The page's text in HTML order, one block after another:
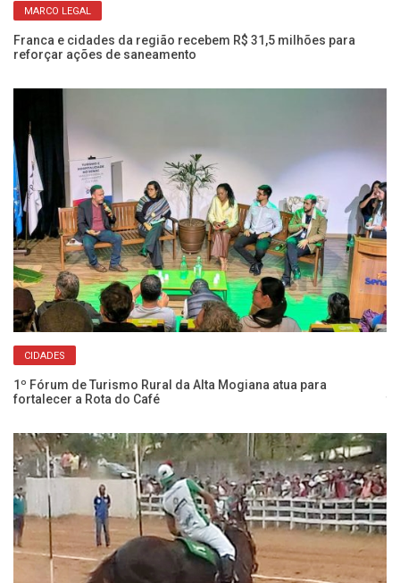
MARCO LEGAL
Franca e cidades da região recebem R$ 31,5 milhões para
reforçar ações de saneamento
CIDADES
1º Fórum de Turismo Rural da Alta Mogiana atua para
fortalecer a Rota do Café